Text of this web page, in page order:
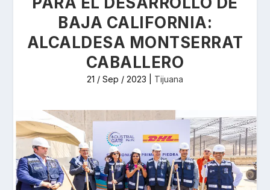
BAJA CALIFORNIA:
ALCALDESA MONTSERRAT
CABALLERO
21 / Sep / 2023 Tijuana